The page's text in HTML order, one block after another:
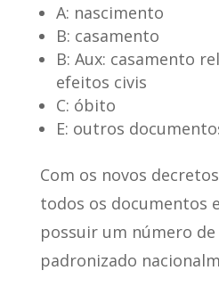
A: nascimento
B: casamento
B: Aux: casamento
efeitos civis
C: óbito
E: outros
Com os novos
todos os documentos
possuir um número
padronizado